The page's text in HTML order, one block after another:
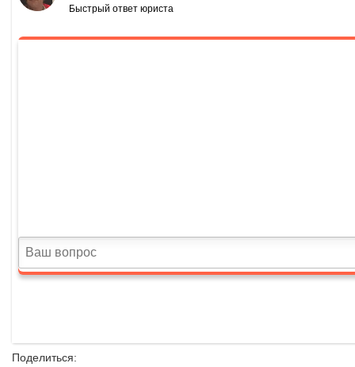
Поделиться: